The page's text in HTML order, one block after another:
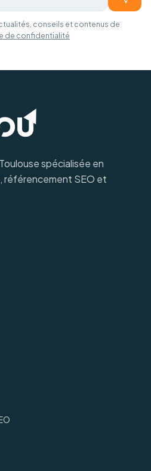
conseils et contenus de
de confidentialité
spécialisée en
référencement SEO et